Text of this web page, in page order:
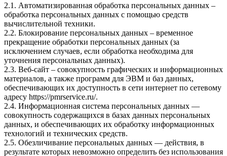
2.1. Автоматизированная обработка персональных данных –
обработка персональных данных с помощью средств
вычислительной техники.
2.2. Блокирование персональных данных – временное
прекращение обработки персональных данных (за
исключением случаев, если обработка необходима для
уточнения персональных данных).
2.3. Веб-сайт – совокупность графических и информационных
материалов, а также программ для ЭВМ и баз данных,
обеспечивающих их доступность в сети интернет по сетевому
адресу https://pmrservice.ru/.
2.4. Информационная система персональных данных —
совокупность содержащихся в базах данных персональных
данных, и обеспечивающих их обработку информационных
технологий и технических средств.
2.5. Обезличивание персональных данных — действия, в
результате которых невозможно определить без использования